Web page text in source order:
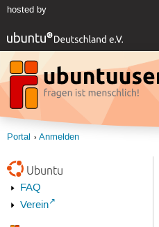
hosted by
Portal Anmelden
Ubuntu
FAQ
Verein